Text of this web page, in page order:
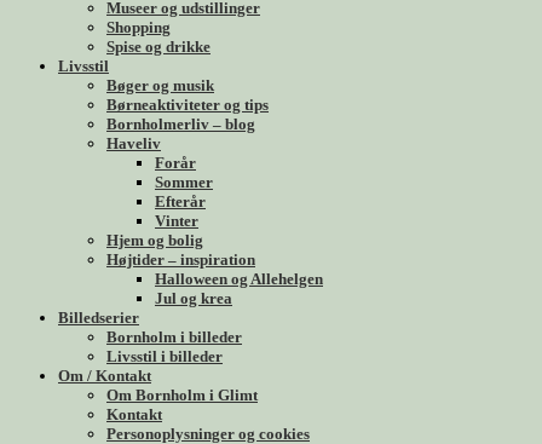
Museer og udstillinger
Shopping
Spise og drikke
Livsstil
Bøger og musik
Børneaktiviteter og tips
Bornholmerliv – blog
Haveliv
Forår
Sommer
Efterår
Vinter
Hjem og bolig
Højtider – inspiration
Halloween og Allehelgen
Jul og krea
Billedserier
Bornholm i billeder
Livsstil i billeder
Om / Kontakt
Om Bornholm i Glimt
Kontakt
Personoplysninger og cookies